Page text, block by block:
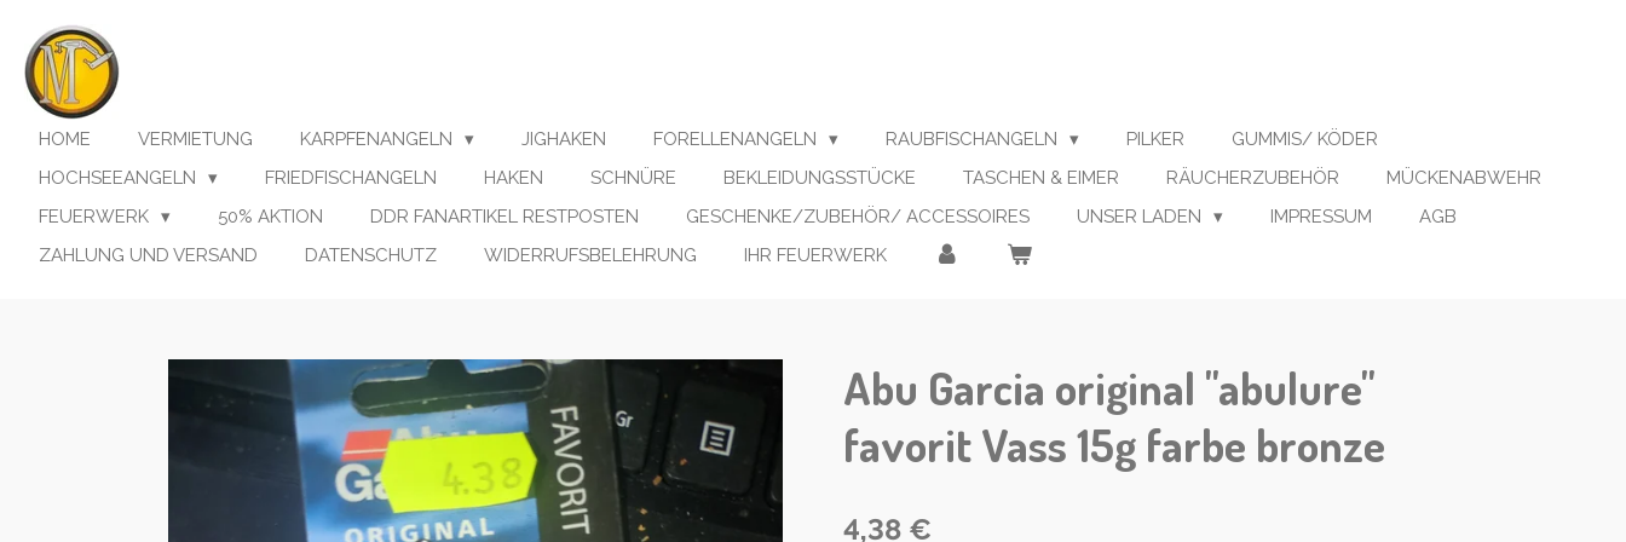
Hauptinhalt
springen
HOME VERMIETUNG KARPFENANGELN JIGHAKEN FORELLENANGELN RAUBFISCHANGELN PILKER
GUMMIS/ KÖDER
HOCHSEEANGELN
FRIEDFISCHANGELN HAKEN SCHNÜRE BEKLEIDUNGSSTÜCKE TASCHEN & EIMER RÄUCHERZUBEHÖR
MÜCKENABWEHR
FEUERWERK
50% AKTION DDR FANARTIKEL RESTPOSTEN GESCHENKE/ZUBEHÖR/ ACCESSOIRES UNSER LADEN IMPRESSUM
AGB
ZAHLUNG UND VERSAND
DATENSCHUTZ WIDERRUFSBELEHRUNG IHR FEUERWERK
Abu Garcia original "abulure"
favorit Vass 15g farbe bronze
4,38 €